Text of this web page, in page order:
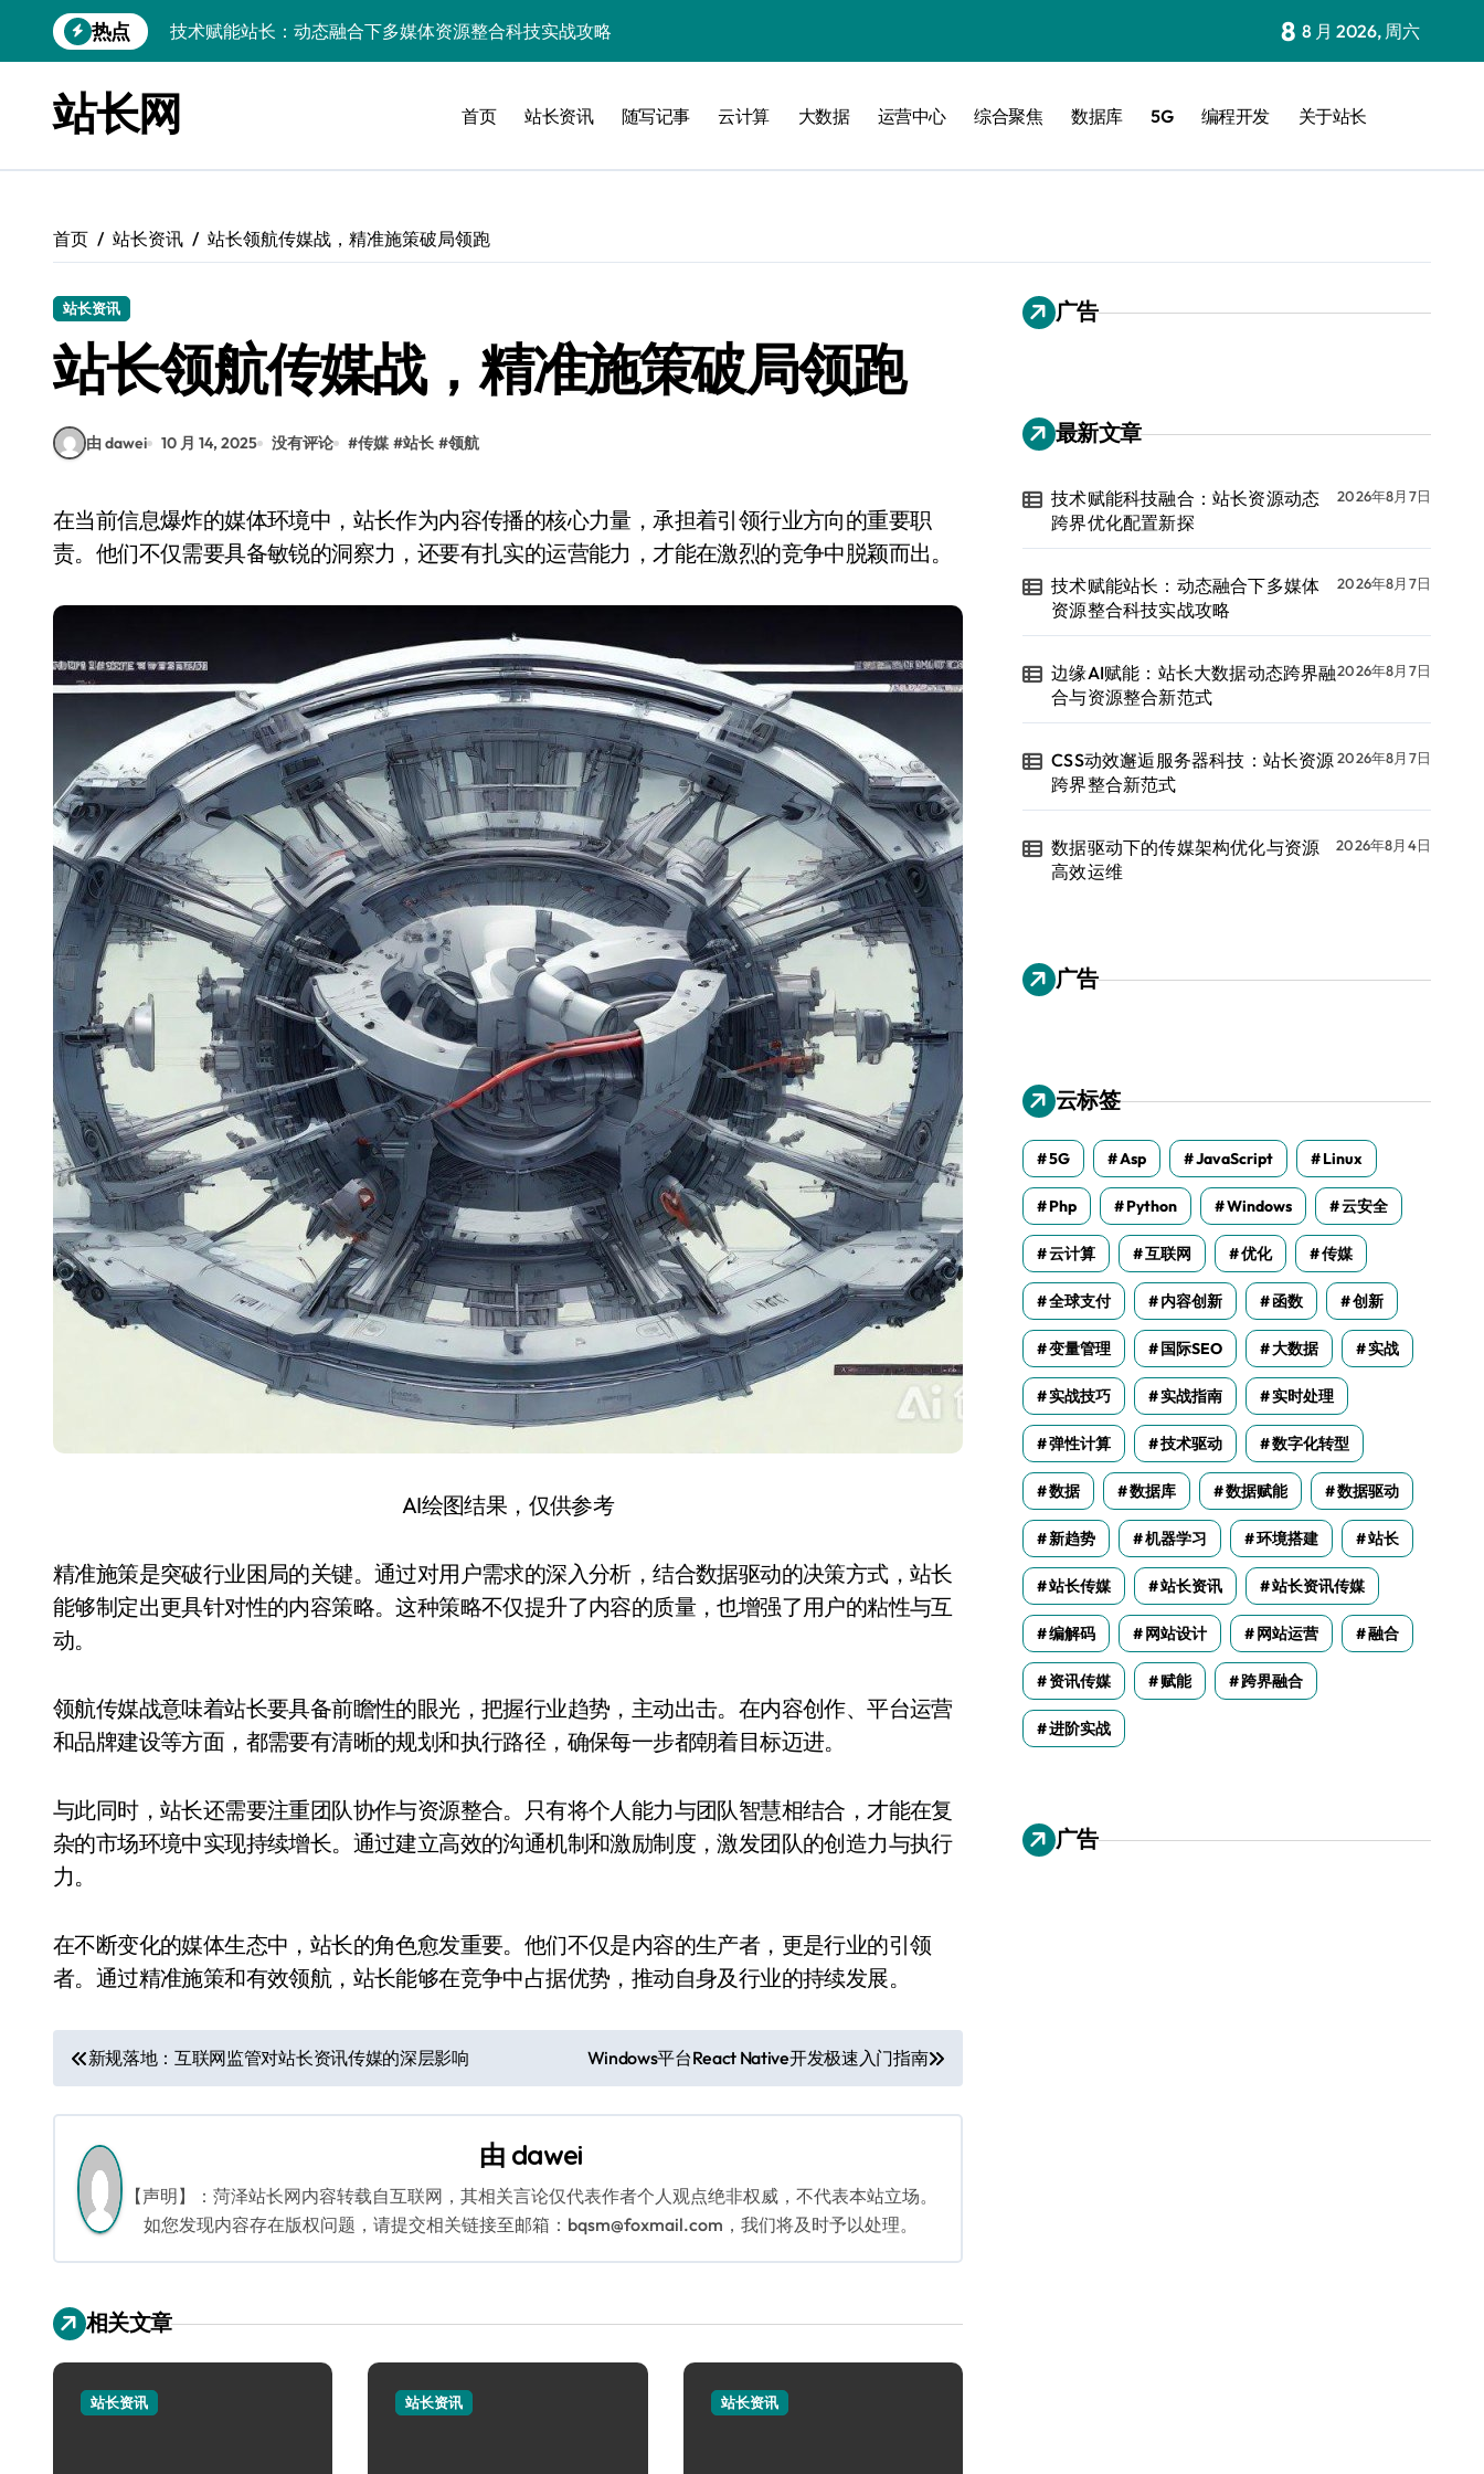
到
热点
边缘AI赋能：站长大数据动态跨界融合与资源整合新范式
数据驱动下的传媒架构优化与资源高效运维
数据驱动内容革新：站长运营新范式
数据驱动传媒革新：技术视角下的资讯新洞察
数据驱动传媒革新：站长五大核心策略
技术赋能科技融合：站长资源动态跨界优化配置新探
8 8 月 2026, 周六
站长网 首页 站长资讯 随写记事 云计算 大数据 运营中心 综合聚焦 数据库 5G 编程开发 关于站长
首页 站长资讯 站长领航传媒战，精准施策破局领跑
站长资讯
站长领航传媒战，精准施策破局领跑
由 dawei 10 月 14, 2025 没有评论 #传媒 #站长 #领航
在当前信息爆炸的媒体环境中，站长作为内容传播的核心力量，承担着引领行业方向的重要职
责。他们不仅需要具备敏锐的洞察力，还要有扎实的运营能力，才能在激烈的竞争中脱颖而出。
AI绘图结果，仅供参考
精准施策是突破行业困局的关键。通过对用户需求的深入分析，结合数据驱动的决策方式，站长
能够制定出更具针对性的内容策略。这种策略不仅提升了内容的质量，也增强了用户的粘性与互
动。
领航传媒战意味着站长要具备前瞻性的眼光，把握行业趋势，主动出击。在内容创作、平台运营
和品牌建设等方面，都需要有清晰的规划和执行路径，确保每一步都朝着目标迈进。
与此同时，站长还需要注重团队协作与资源整合。只有将个人能力与团队智慧相结合，才能在复
杂的市场环境中实现持续增长。通过建立高效的沟通机制和激励制度，激发团队的创造力与执行
力。
在不断变化的媒体生态中，站长的角色愈发重要。他们不仅是内容的生产者，更是行业的引领
者。通过精准施策和有效领航，站长能够在竞争中占据优势，推动自身及行业的持续发展。
文
章
导
航
新规落地：互联网监管对站长资讯传媒的深层影响 Windows平台React Native开发极速入门指南
由 dawei
【声明】：菏泽站长网内容转载自互联网，其相关言论仅代表作者个人观点绝非权威，不代表本站立场。
如您发现内容存在版权问题，请提交相关链接至邮箱：bqsm@foxmail.com，我们将及时予以处理。
相关文章
站长资讯 站长资讯 站长资讯
广告
最新文章
技术赋能科技融合：站长资源动态
跨界优化配置新探
2026年8月7日
技术赋能站长：动态融合下多媒体
资源整合科技实战攻略
2026年8月7日
边缘AI赋能：站长大数据动态跨界融
合与资源整合新范式
2026年8月7日
CSS动效邂逅服务器科技：站长资源
跨界整合新范式
2026年8月7日
数据驱动下的传媒架构优化与资源
高效运维
2026年8月4日
广告
云标签
5G Asp JavaScript Linux
Php Python Windows 云安全
云计算 互联网 优化 传媒
全球支付 内容创新 函数 创新
变量管理 国际SEO 大数据 实战
实战技巧 实战指南 实时处理
弹性计算 技术驱动 数字化转型
数据 数据库 数据赋能 数据驱动
新趋势 机器学习 环境搭建 站长
站长传媒 站长资讯 站长资讯传媒
编解码 网站设计 网站运营 融合
资讯传媒 赋能 跨界融合
进阶实战
广告